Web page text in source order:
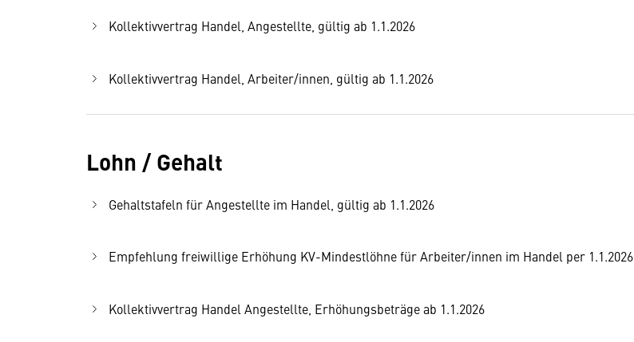
Kollektivvertrag Handel, Angestellte, gültig ab 1.1.2026
Kollektivvertrag Handel, Arbeiter/innen, gültig ab 1.1.2026
Lohn / Gehalt
Gehaltstafeln für Angestellte im Handel, gültig ab 1.1.2026
Empfehlung freiwillige Erhöhung KV-Mindestlöhne für Arbeiter/innen im Handel per 1.1.2026
Kollektivvertrag Handel Angestellte, Erhöhungsbeträge ab 1.1.2026